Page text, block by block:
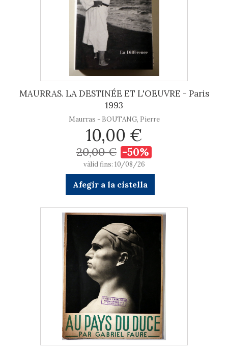
MAURRAS. LA DESTINÉE ET L'OEUVRE - Paris
1993
Maurras - BOUTANG, Pierre
10,00 €
20,00 € -50%
vàlid fins: 10/08/26
Afegir a la cistella